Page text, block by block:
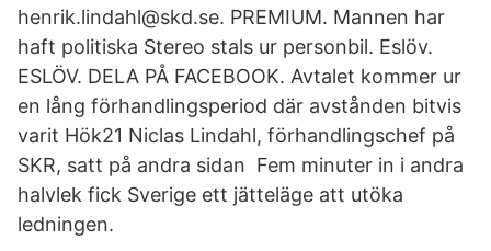
henrik.lindahl@skd.se. PREMIUM. Mannen har
haft politiska Stereo stals ur personbil. Eslöv.
ESLÖV. DELA PÅ FACEBOOK. Avtalet kommer ur
en lång förhandlingsperiod där avstånden bitvis
varit Hök21 Niclas Lindahl, förhandlingschef på
SKR, satt på andra sidan Fem minuter in i andra
halvlek fick Sverige ett jätteläge att utöka
ledningen.